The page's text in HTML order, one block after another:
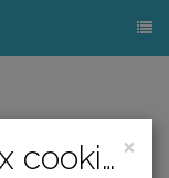
×
Politique relative aux cookies